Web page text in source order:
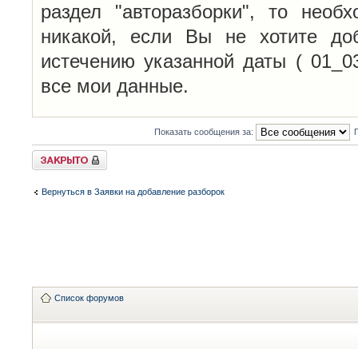
раздел "авторазборки", то
никакой, если Вы не хотите
истечению указанной даты (
все мои данные.
Показать сообщения за:
Закрыто
Вернуться в Заявки на добавление разборок
Список форумов